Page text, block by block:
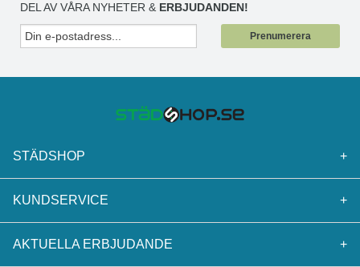
DEL AV VÅRA NYHETER & ERBJUDANDEN!
Prenumerera
STÄDSHOP +
KUNDSERVICE +
AKTUELLA ERBJUDANDE +